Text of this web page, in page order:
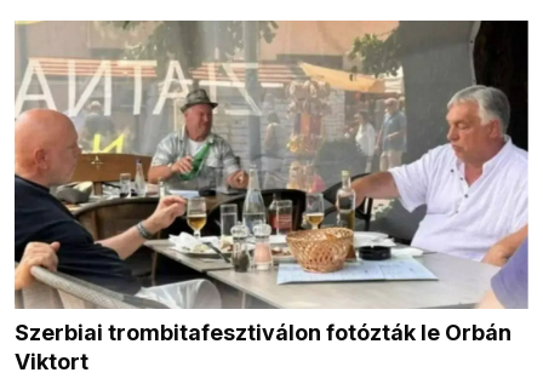
Szerbiai trombitafesztiválon fotózták le Orbán
Viktort